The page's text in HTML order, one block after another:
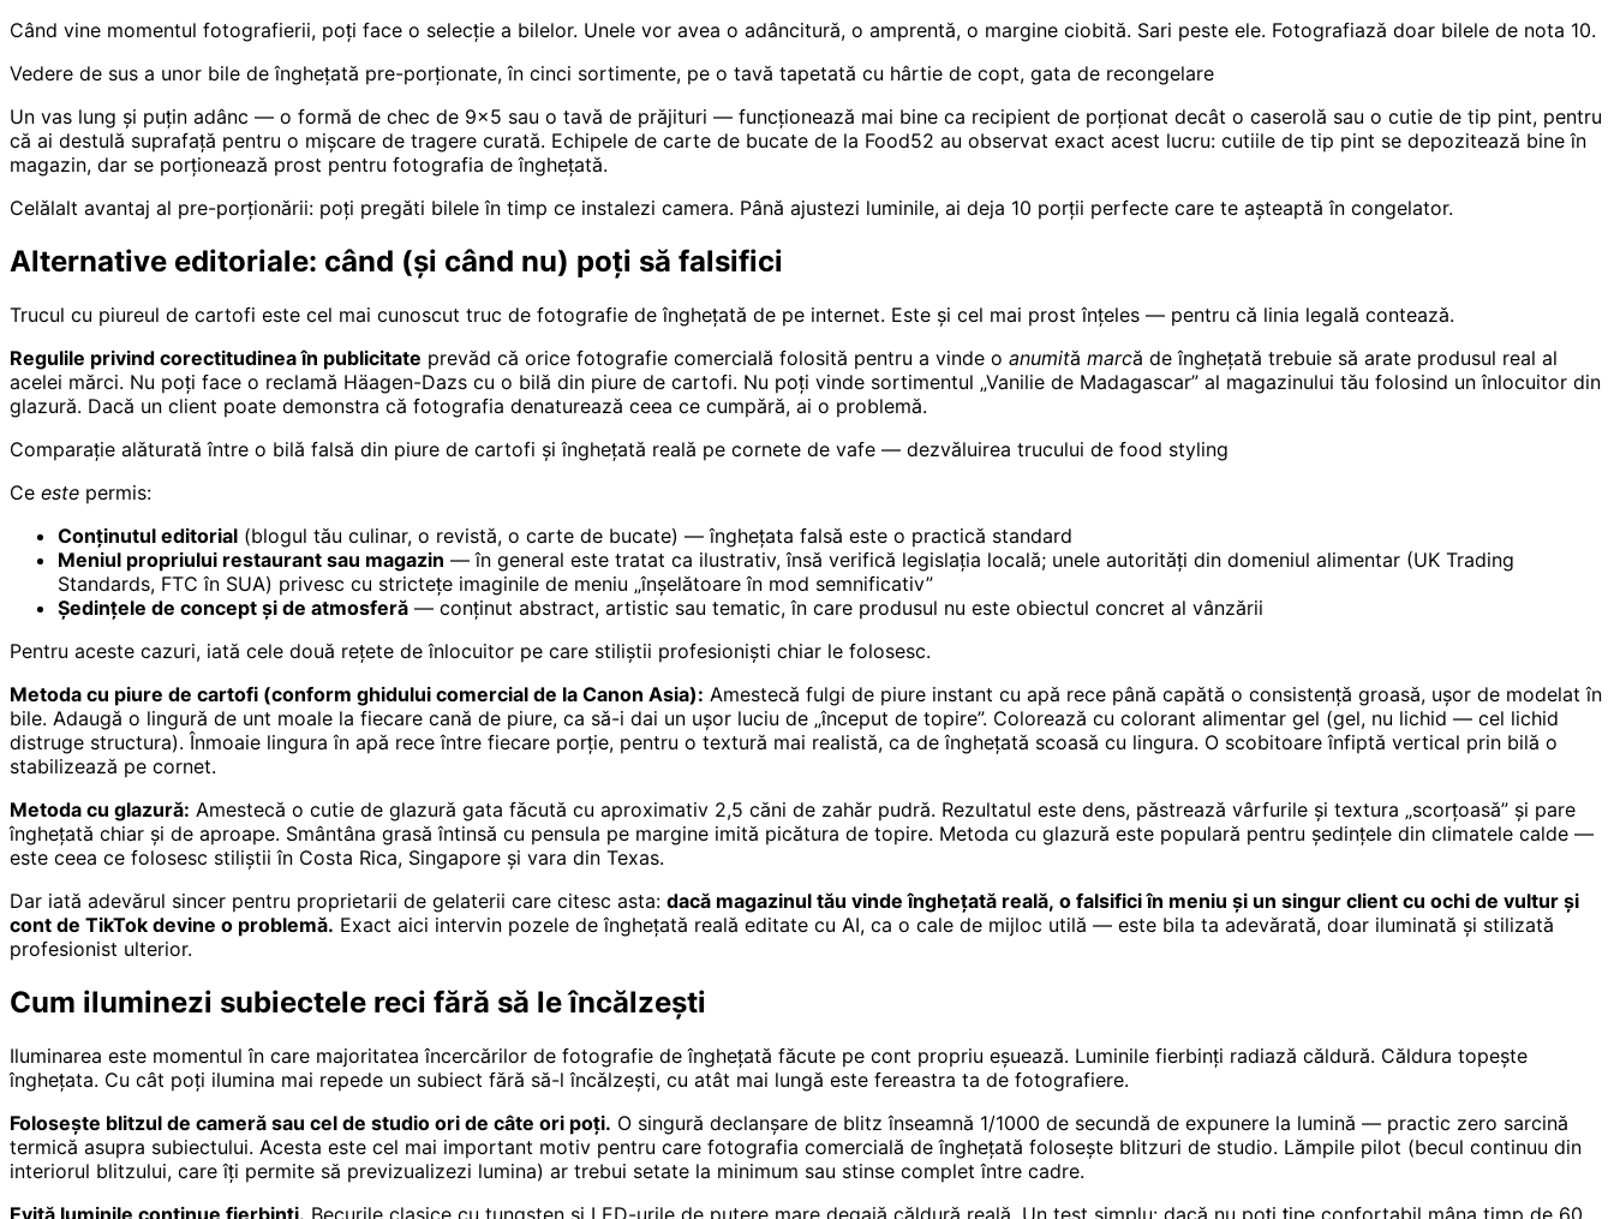
Când vine momentul fotografierii, poți face o selecție a bilelor. Unele vor avea o adâncitură, o amprentă, o margine ciobită. Sari peste ele. Fotografiază doar bilele de nota 10.
Vedere de sus a unor bile de înghețată pre-porționate, în cinci sortimente, pe o tavă tapetată cu hârtie de copt, gata de recongelare
Un vas lung și puțin adânc — o formă de chec de 9x5 sau o tavă de prăjituri — funcționează mai bine ca recipient de porționat decât o caserolă sau o cutie de tip pint, pentru
că ai destulă suprafață pentru o mișcare de tragere curată. Echipele de carte de bucate de la Food52 au observat exact acest lucru: cutiile de tip pint se depozitează bine în
magazin, dar se porționează prost pentru fotografia de înghețată.
Celălalt avantaj al pre-porționării: poți pregăti bilele în timp ce instalezi camera. Până ajustezi luminile, ai deja 10 porții perfecte care te așteaptă în congelator.
Alternative editoriale: când (și când nu) poți să falsifici
Trucul cu piureul de cartofi este cel mai cunoscut truc de fotografie de înghețată de pe internet. Este și cel mai prost înțeles — pentru că linia legală contează.
Regulile privind corectitudinea în publicitate prevăd că orice fotografie comercială folosită pentru a vinde o anumită marcă de înghețată trebuie să arate produsul real al
acelei mărci. Nu poți face o reclamă Häagen-Dazs cu o bilă din piure de cartofi. Nu poți vinde sortimentul „Vanilie de Madagascar” al magazinului tău folosind un înlocuitor din
glazură. Dacă un client poate demonstra că fotografia denaturează ceea ce cumpără, ai o problemă.
Comparație alăturată între o bilă falsă din piure de cartofi și înghețată reală pe cornete de vafe — dezvăluirea trucului de food styling
Ce este permis:
Conținutul editorial (blogul tău culinar, o revistă, o carte de bucate) — înghețata falsă este o practică standard
Meniul propriului restaurant sau magazin — în general este tratat ca ilustrativ, însă verifică legislația locală; unele autorități din domeniul alimentar (UK Trading
Standards, FTC în SUA) privesc cu strictețe imaginile de meniu „înșelătoare în mod semnificativ”
Ședințele de concept și de atmosferă — conținut abstract, artistic sau tematic, în care produsul nu este obiectul concret al vânzării
Pentru aceste cazuri, iată cele două rețete de înlocuitor pe care stiliștii profesioniști chiar le folosesc.
Metoda cu piure de cartofi (conform ghidului comercial de la Canon Asia): Amestecă fulgi de piure instant cu apă rece până capătă o consistență groasă, ușor de modelat în
bile. Adaugă o lingură de unt moale la fiecare cană de piure, ca să-i dai un ușor luciu de „început de topire”. Colorează cu colorant alimentar gel (gel, nu lichid — cel lichid
distruge structura). Înmoaie lingura în apă rece între fiecare porție, pentru o textură mai realistă, ca de înghețată scoasă cu lingura. O scobitoare înfiptă vertical prin bilă o
stabilizează pe cornet.
Metoda cu glazură: Amestecă o cutie de glazură gata făcută cu aproximativ 2,5 căni de zahăr pudră. Rezultatul este dens, păstrează vârfurile și textura „scorțoasă” și pare
înghețată chiar și de aproape. Smântâna grasă întinsă cu pensula pe margine imită picătura de topire. Metoda cu glazură este populară pentru ședințele din climatele calde —
este ceea ce folosesc stiliștii în Costa Rica, Singapore și vara din Texas.
Dar iată adevărul sincer pentru proprietarii de gelaterii care citesc asta: dacă magazinul tău vinde înghețată reală, o falsifici în meniu și un singur client cu ochi de vultur și
cont de TikTok devine o problemă. Exact aici intervin pozele de înghețată reală editate cu AI, ca o cale de mijloc utilă — este bila ta adevărată, doar iluminată și stilizată
profesionist ulterior.
Cum iluminezi subiectele reci fără să le încălzești
Iluminarea este momentul în care majoritatea încercărilor de fotografie de înghețată făcute pe cont propriu eșuează. Luminile fierbinți radiază căldură. Căldura topește
înghețata. Cu cât poți ilumina mai repede un subiect fără să-l încălzești, cu atât mai lungă este fereastra ta de fotografiere.
Folosește blitzul de cameră sau cel de studio ori de câte ori poți. O singură declanșare de blitz înseamnă 1/1000 de secundă de expunere la lumină — practic zero sarcină
termică asupra subiectului. Acesta este cel mai important motiv pentru care fotografia comercială de înghețată folosește blitzuri de studio. Lămpile pilot (becul continuu din
interiorul blitzului, care îți permite să previzualizezi lumina) ar trebui setate la minimum sau stinse complet între cadre.
Evită luminile continue fierbinți. Becurile clasice cu tungsten și LED-urile de putere mare degajă căldură reală. Un test simplu: dacă nu poți ține confortabil mâna timp de 60